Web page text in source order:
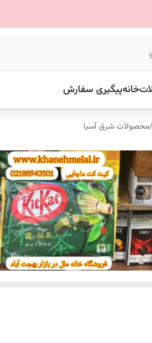
خانهپیگیری سفارش
/محصولات شرق آسیا